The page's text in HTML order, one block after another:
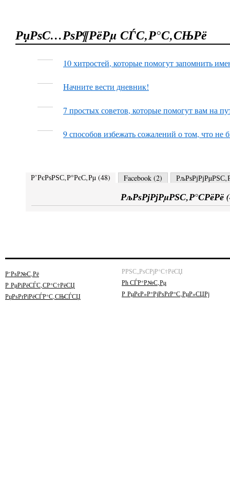
РџРѕС…РѕР¶РёРµ СЃС‚Р°С‚СЊРё
10 хитростей, которые помогут запомнить
Начните вести дневник!
7 простых советов, которые помогут вам на
9 способов избежать сожалений о том, что не
Р’РєРѕРЅС‚Р°РєС‚Рµ (48) Facebook (2)
РљРѕРјРјРµРЅС‚Р°СРёРё (
Р’РѕР№С‚Рё
Р РµРіРёСЃС‚СР°С†РёСЏ
РџРѕРґРїРёСЃР°С‚СЊСЃСЏ
РРЅС„РѕСРјР°С†РёСЏ
Рћ СЃР°Р№С‚Рµ
Р РµРєР»Р°РјРѕРґР°С‚РµР»СЏРј